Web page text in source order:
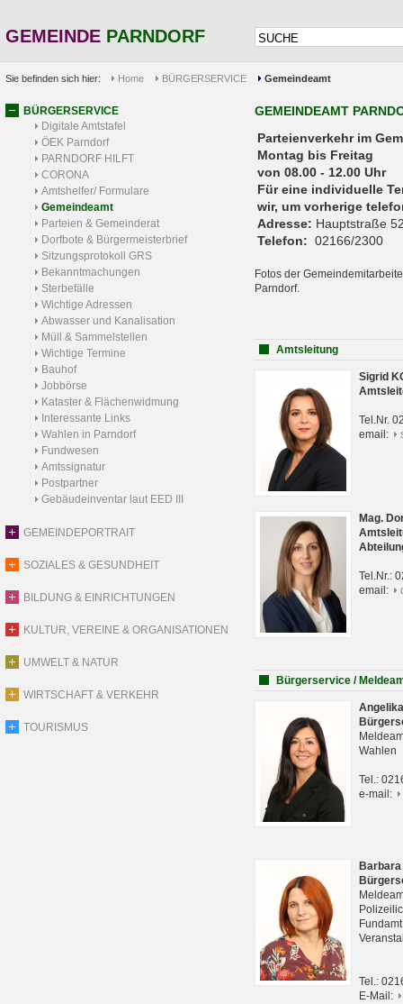
GEMEINDE PARNDORF
Sie befinden sich hier: Home BÜRGERSERVICE Gemeindeamt
BÜRGERSERVICE
Digitale Amtstafel
ÖEK Parndorf
PARNDORF HILFT
CORONA
Amtshelfer/ Formulare
Gemeindeamt
Parteien & Gemeinderat
Dorfbote & Bürgermeisterbrief
Sitzungsprotokoll GRS
Bekanntmachungen
Sterbefälle
Wichtige Adressen
Abwasser und Kanalisation
Müll & Sammelstellen
Wichtige Termine
Bauhof
Jobbörse
Kataster & Flächenwidmung
Interessante Links
Wahlen in Parndorf
Fundwesen
Amtssignatur
Postpartner
Gebäudeinventar laut EED III
GEMEINDEPORTRAIT
SOZIALES & GESUNDHEIT
BILDUNG & EINRICHTUNGEN
KULTUR, VEREINE & ORGANISATIONEN
UMWELT & NATUR
WIRTSCHAFT & VERKEHR
TOURISMUS
GEMEINDEAMT
Parteienverkehr
Montag bis Freitag
von 08.00 - 12.00 Uhr
Für eine individuelle
wir, um vorherige
Adresse: Hauptstraße
Telefon: 02166/2300
Fotos der
Parndorf.
Amtsleitung
Sigrid
Tel.Nr.
email:
Mag.
Tel.Nr.:
email:
Bürgerservice /
Wahlen
Tel.:
e-mail:
Tel.:
E-Mail: